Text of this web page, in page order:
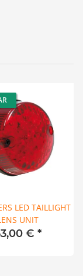
LED TAILLIGHT
UNIT
€ *